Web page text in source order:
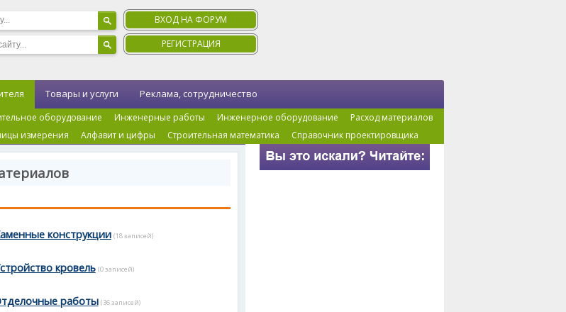
ВХОД НА ФОРУМ
РЕГИСТРАЦИЯ
оборудование Инженерные работы Инженерное оборудование
Расход материалов
измерения Алфавит и цифры Строительная математика Справочник проектировщика
Товары и услуги Реклама, сотрудничество
конструкции (18 записей)
кровель (0 записей)
работы (36 записей)